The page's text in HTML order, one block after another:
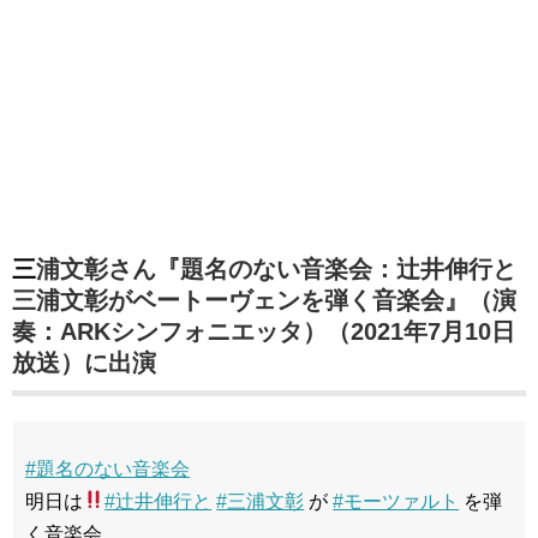
三浦文彰さん『題名のない音楽会：辻井伸行と
三浦文彰がベートーヴェンを弾く音楽会』（演
奏：ARKシンフォニエッタ）（2021年7月10日
放送）に出演
#題名のない音楽会
明日は
#辻井伸行と #三浦文彰 が#モーツァルト を弾
く音楽会